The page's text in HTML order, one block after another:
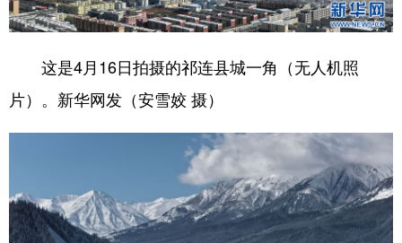
这是4月16日拍摄的祁连县城一角（无人机照
片）。新华网发（安雪姣 摄）